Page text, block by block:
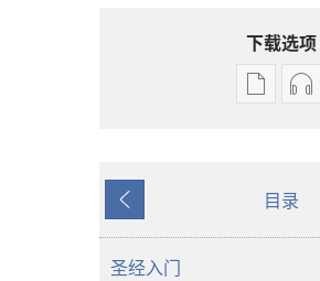
下载选项
电
物
录
上
一
页
目录
圣经入门